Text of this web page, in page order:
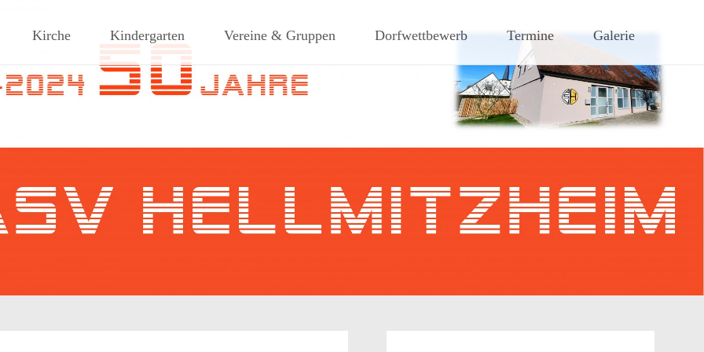
Dorf am Rande des südlichen Steigerwaldes
Kirche Kindergarten Vereine & Gruppen Dorfwettbewerb Termine Galerie